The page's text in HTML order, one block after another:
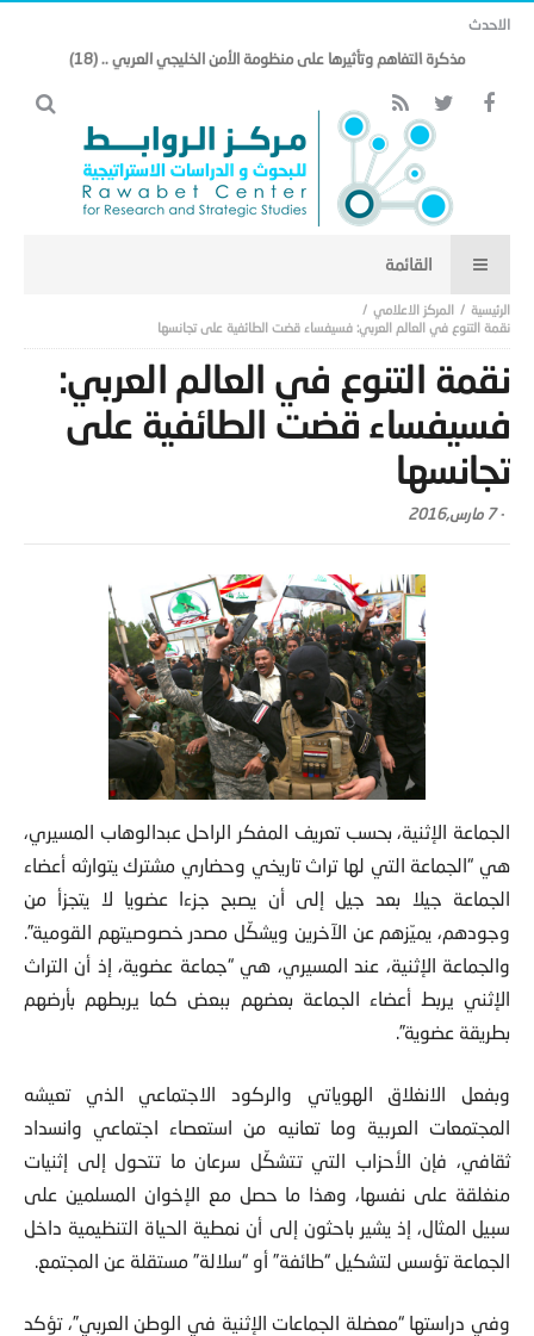
الاحدث
مذكرة التفاهم وتأثيرها على منظومة الأمن الخليجي العربي .. (18)
المركز الاعلامي
نقمة التنوع في العالم العربي: فسيفساء قضت الطائفية على تجانسها
نقمة التنوع في العالم العربي:
فسيفساء قضت الطائفية على
تجانسها
-7 مارس,2016
الجماعة الإثنية، بحسب تعريف المفكر الراحل عبدالوهاب المسيري،
هي “الجماعة التي لها تراث تاريخي وحضاري مشترك يتوارثه أعضاء
الجماعة جيلا بعد جيل إلى أن يصبح جزءا عضويا لا يتجزأ من
وجودهم، يميّزهم عن الآخرين ويشكّل مصدر خصوصيتهم القومية”.
والجماعة الإثنية، عند المسيري، هي “جماعة عضوية، إذ أن التراث
الإثني يربط أعضاء الجماعة بعضهم ببعض كما يربطهم بأرضهم
بطريقة عضوية”.
وبفعل الانغلاق الهوياتي والركود الاجتماعي الذي تعيشه
المجتمعات العربية وما تعانيه من استعصاء اجتماعي وانسداد
ثقافي، فإن الأحزاب التي تتشكّل سرعان ما تتحول إلى إثنيات
منغلقة على نفسها، وهذا ما حصل مع الإخوان المسلمين على
سبيل المثال، إذ يشير باحثون إلى أن نمطية الحياة التنظيمية داخل
الجماعة تؤسس لتشكيل “طائفة” أو “سلالة” مستقلة عن المجتمع.
وفي دراستها “معضلة الجماعات الإثنية في الوطن العربي”، تؤكد